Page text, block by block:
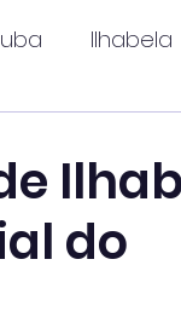
Ilhabela
do